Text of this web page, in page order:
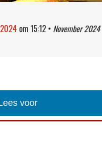
om 15:12 • November 2024
voor